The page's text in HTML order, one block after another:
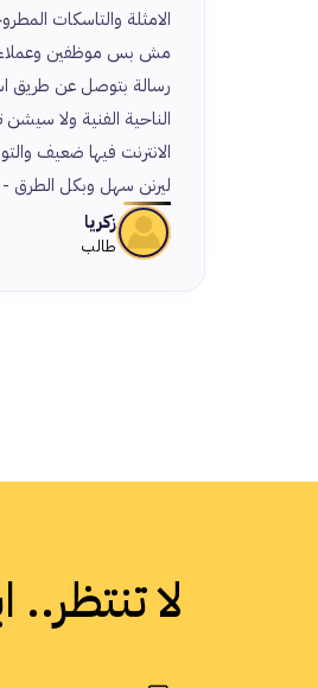
الامثلة والتاسكات
مش بس موظفين وعملاء
رسالة بتوصل عن طريق
الناحية الفنية ولا
الانترنت فيها ضعيف
ليرنن سهل وبكل الطرق -
زكريا
طالب
لا